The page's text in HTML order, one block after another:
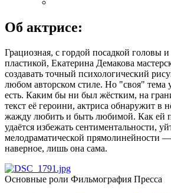
Об актрисе:
Грациозная, с гордой посадкой головы
пластикой, Екатерина Демакова
создавать точный психологический
любом авторском стиле. Но "своя" тема
есть. Каким бы ни был жёстким, на
текст её героини, актриса обнаружит в
жажду любить и быть любимой. Как ей
удаётся избежать сентиментальности,
мелодраматической прямолинейности —
наверное, лишь она сама.
Основные роли Фильмография Пресса